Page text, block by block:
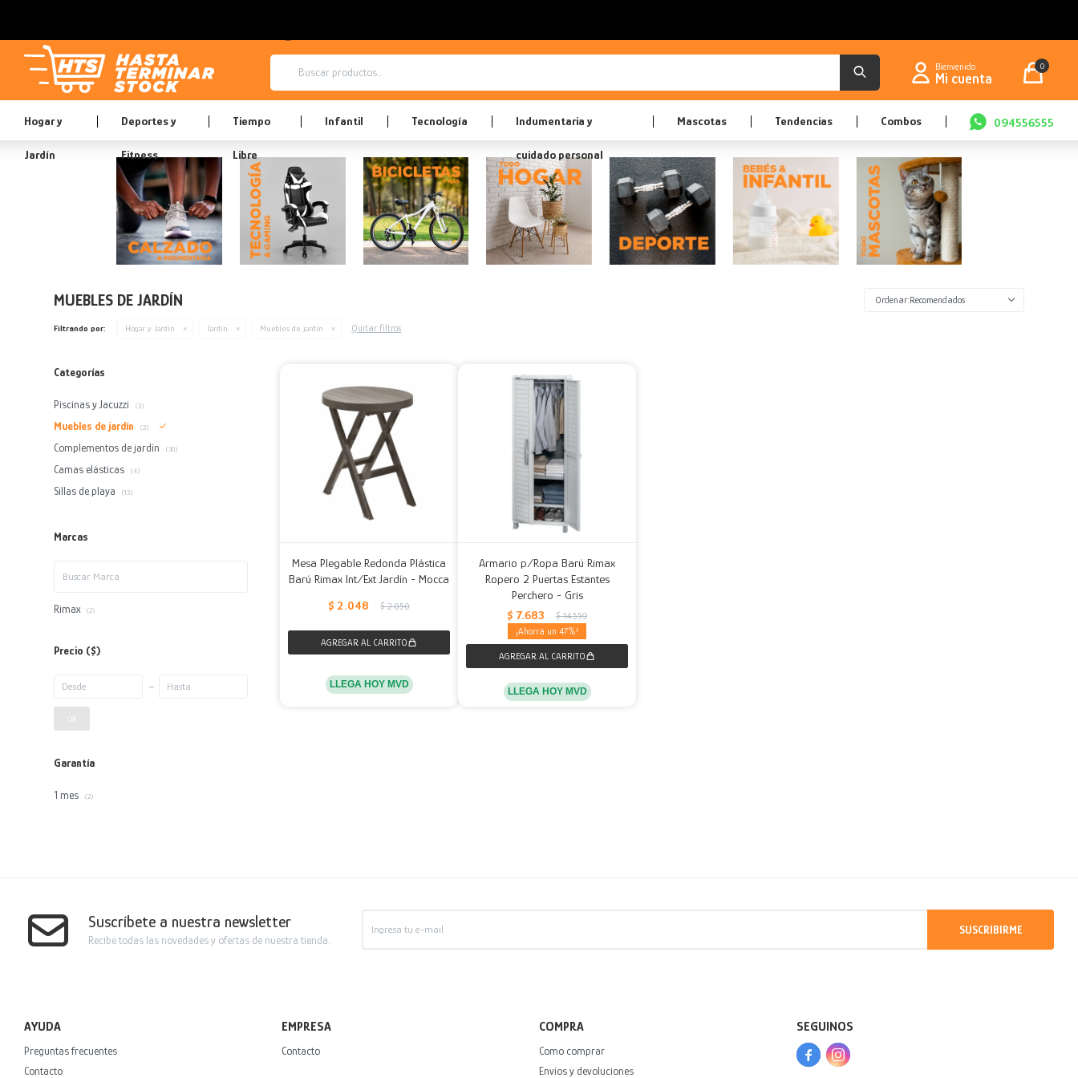
Hogar y
Jardín
Deportes y
Fitness
Tiempo
Libre
Infantil Tecnología Indumentaria y
cuidado personal
Mascotas Tendencias Combos 094556555
0
MUEBLES DE JARDÍN Recomendados
Filtrando por: Hogar y Jardín Jardín Muebles de jardín Quitar filtros
Mesa Plegable Redonda Plástica
Barú Rimax Int/Ext Jardín - Mocca
$ 2.048 $ 2.050
LLEGA HOY MVD
Armario p/Ropa Barú Rimax
Ropero 2 Puertas Estantes
Perchero - Gris
$ 7.683 $ 14.559
47
LLEGA HOY MVD
Categorías
Piscinas y Jacuzzi (3)
Muebles de jardín (2)
Complementos de jardín (30)
Camas elásticas (4)
Sillas de playa (13)
Marcas
Rimax (2)
Precio ($)
Garantía
1 mes (2)
Suscríbete a nuestra newsletter
Recibe todas las novedades y ofertas de nuestra tienda.
SUSCRIBIRME
AYUDA
Preguntas frecuentes
Contacto
EMPRESA
Contacto
COMPRA
Como comprar
Envíos y devoluciones
SEGUINOS
 